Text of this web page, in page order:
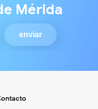
Mérida